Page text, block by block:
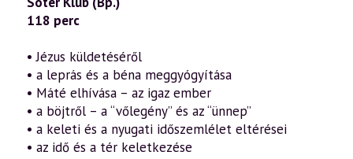
118 perc
• Jézus küldetéséről
• a leprás és a béna meggyógyítása
• Máté elhívása – az igaz ember
• a böjtről – a “vőlegény” és az “ünnep”
• a keleti és a nyugati időszemlélet eltérései
• az idő és a tér keletkezése